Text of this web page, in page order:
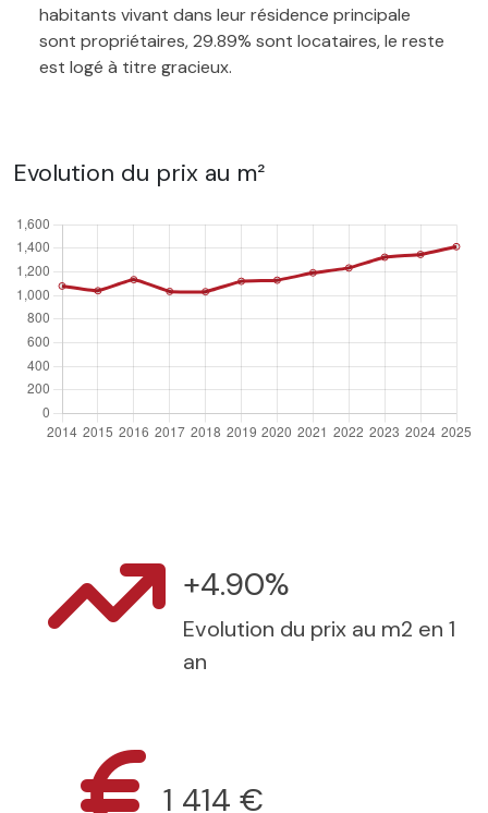
habitants vivant dans leur résidence principale
sont propriétaires, 29.89% sont locataires, le reste
est logé à titre gracieux.
Evolution du prix au m²
+4.90%
Evolution du prix au m2 en 1
an
1 414 €